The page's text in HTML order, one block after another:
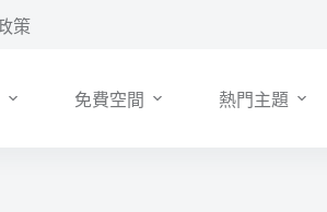
策
免費空間 熱門主題